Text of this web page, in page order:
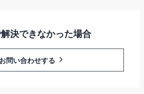
決できなかった場合
お問い合わせする